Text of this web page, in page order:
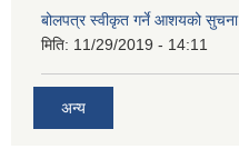
बोलपत्र स्वीकृत गर्ने आशयको सुचना
मिति: 11/29/2019 - 14:11
अन्य